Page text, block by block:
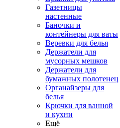
Газетницы
настенные
Баночки и
контейнеры для ваты
Веревки для белья
Держатели для
мусорных мешков
Держатели для
бумажных полотенец
Органайзеры для
белья
Крючки для ванной
и кухни
Ещё